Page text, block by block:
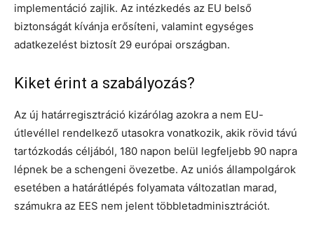
implementáció zajlik. Az intézkedés az EU belső
biztonságát kívánja erősíteni, valamint egységes
adatkezelést biztosít 29 európai országban.
Kiket érint a szabályozás?
Az új határregisztráció kizárólag azokra a nem EU-
útlevéllel rendelkező utasokra vonatkozik, akik rövid távú
tartózkodás céljából, 180 napon belül legfeljebb 90 napra
lépnek be a schengeni övezetbe. Az uniós állampolgárok
esetében a határátlépés folyamata változatlan marad,
számukra az EES nem jelent többletadminisztrációt.